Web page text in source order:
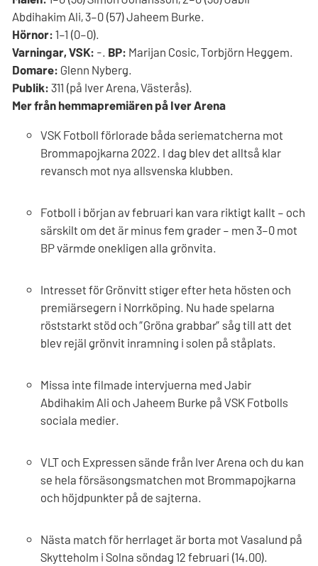
Abdihakim Ali, 3–0 (57) Jaheem Burke.
Hörnor:1–1 (0–0).
Varningar, VSK: -. BP: Marijan Cosic, Torbjörn Heggem.
Domare: Glenn Nyberg.
Publik:311 (på Iver Arena, Västerås).
Mer från hemmapremiären på Iver Arena
VSK Fotboll förlorade båda seriematcherna mot
Brommapojkarna 2022. I dag blev det alltså klar
revansch mot nya allsvenska klubben.
Fotboll i början av februari kan vara riktigt kallt – och
särskilt om det är minus fem grader – men 3–0 mot
BP värmde onekligen alla grönvita.
Intresset för Grönvitt stiger efter heta hösten och
premiärsegern i Norrköping. Nu hade spelarna
röststarkt stöd och ”Gröna grabbar” såg till att det
blev rejäl grönvit inramning i solen på ståplats.
Missa inte filmade intervjuerna med Jabir
Abdihakim Ali och Jaheem Burke på VSK Fotbolls
sociala medier.
VLT och Expressen sände från Iver Arena och du kan
se hela försäsongsmatchen mot Brommapojkarna
och höjdpunkter på de sajterna.
Nästa match för herrlaget är borta mot Vasalund på
Skytteholm i Solna söndag 12 februari (14.00).